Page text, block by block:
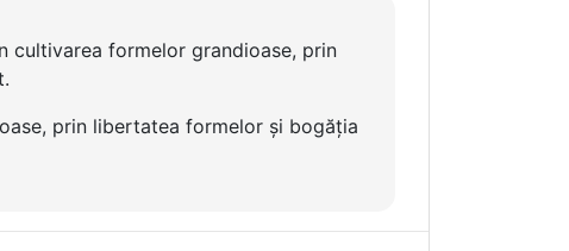
cultivarea formelor grandioase, prin
prin libertatea formelor și bogăția